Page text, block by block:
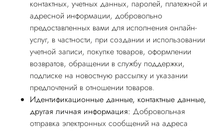
контактных, учетных данных, паролей, платежной и
адресной информации, добровольно
предоставленных вами для исполнения онлайн-
услуг, в частности, при создании и использовании
учетной записи, покупке товаров, оформлении
возвратов, обращении в службу поддержки,
подписке на новостную рассылку и указании
предпочтений в отношении товаров.
Идентификационные данные, контактные данные,
другая личная информация: Добровольная
отправка электронных сообщений на адреса